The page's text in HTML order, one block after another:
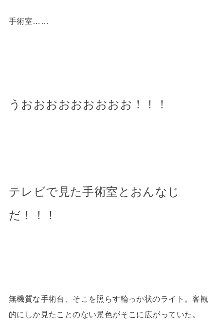
手術室……
うおおおおおおおおお！！！
テレビで見た手術室とおんなじ
だ！！！
無機質な手術台、そこを照らす輪っか状のライト。客観
的にしか見たことのない景色がそこに広がっていた。